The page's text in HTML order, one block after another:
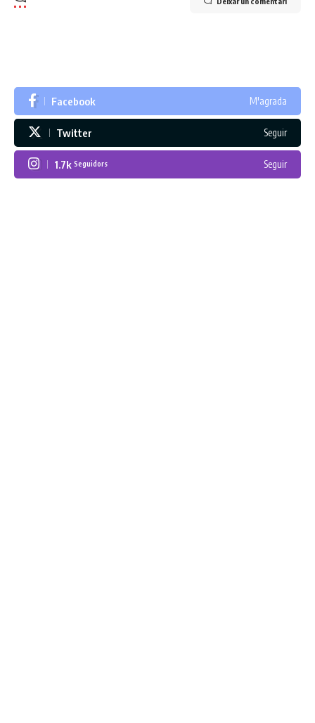
Facebook M'agrada
Twitter Seguir
1.7k Seguidors Seguir